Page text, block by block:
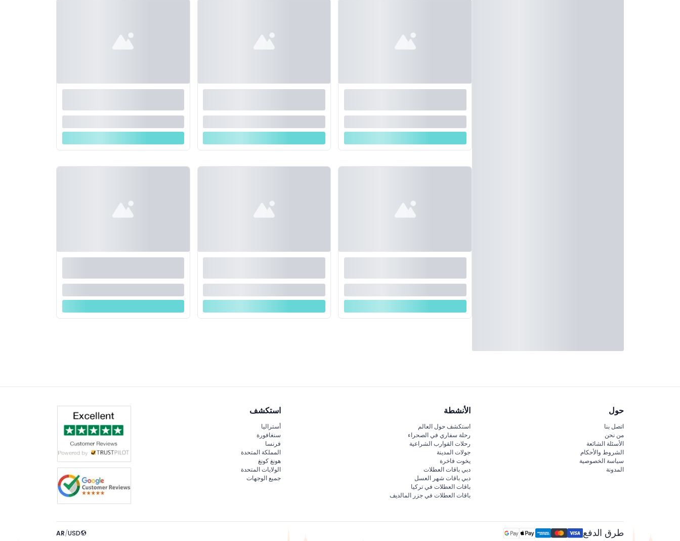
حول
اتصل بنا
من نحن
الأسئلة الشائعة
الشروط والأحكام
سياسة الخصوصية
المدونة
الأنشطة
استكشف حول العالم
رحلة سفاري في الصحراء
رحلات القوارب الشراعية
جولات المدينة
يخوت فاخرة
دبي باقات العطلات
دبي باقات شهر العسل
باقات العطلات في تركيا
باقات العطلات في جزر المالديف
استكشف
أستراليا
سنغافورة
فرنسا
المملكة المتحدة
هونغ كونغ
الولايات المتحدة
جميع الوجهات
طرق الدفع AR/USD